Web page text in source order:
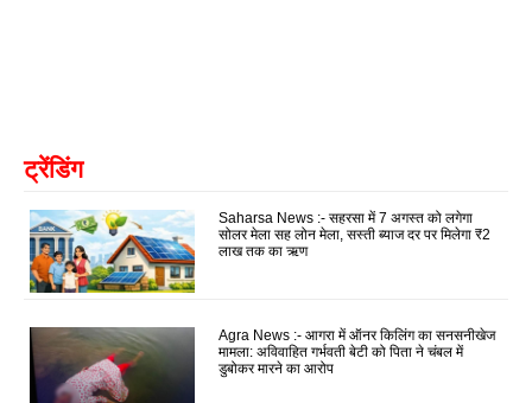
ट्रेंडिंग
Saharsa News :- सहरसा में 7 अगस्त को लगेगा
सोलर मेला सह लोन मेला, सस्ती ब्याज दर पर मिलेगा ₹2
लाख तक का ऋण
Agra News :- आगरा में ऑनर किलिंग का सनसनीखेज
मामला: अविवाहित गर्भवती बेटी को पिता ने चंबल में
डुबोकर मारने का आरोप